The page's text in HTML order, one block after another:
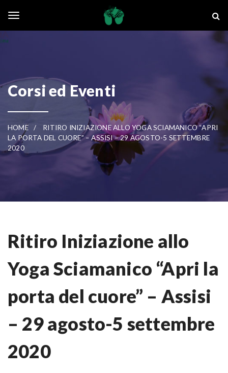
Corsi ed Eventi
HOME
RITIRO INIZIAZIONE ALLO YOGA SCIAMANICO “APRI
LA PORTA DEL CUORE” – ASSISI – 29 AGOSTO-5 SETTEMBRE
2020
Ritiro Iniziazione allo
Yoga Sciamanico “Apri la
porta del cuore” – Assisi
– 29 agosto-5 settembre
2020